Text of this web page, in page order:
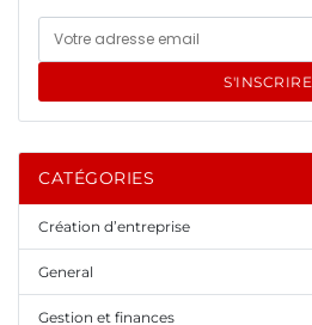
S'INSCRIRE
CATÉGORIES
Création d’entreprise
General
Gestion et finances